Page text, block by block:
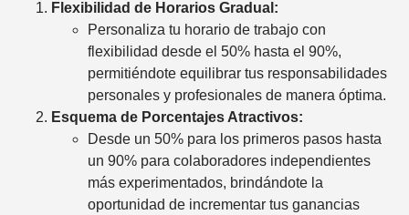
Flexibilidad de Horarios Gradual:
Personaliza tu horario de trabajo con
flexibilidad desde el 50% hasta el 90%,
permitiéndote equilibrar tus responsabilidades
personales y profesionales de manera óptima.
Esquema de Porcentajes Atractivos:
Desde un 50% para los primeros pasos hasta
un 90% para colaboradores independientes
más experimentados, brindándote la
oportunidad de incrementar tus ganancias